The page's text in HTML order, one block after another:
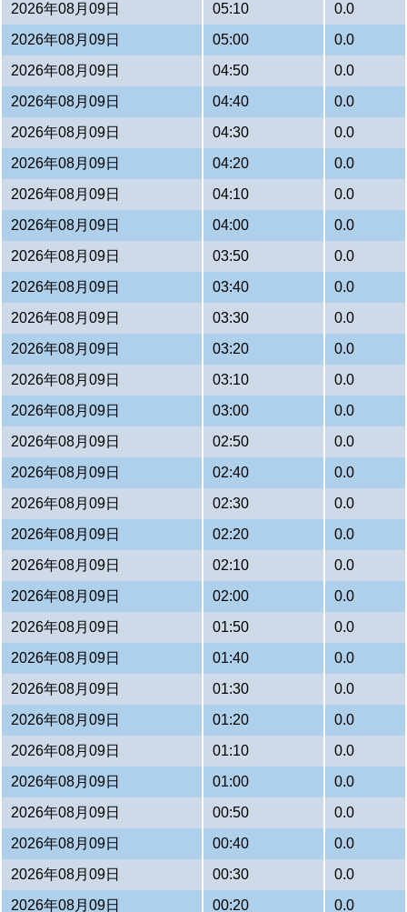
2026年08月09日
05:10
0.0
2026年08月09日
05:00
0.0
2026年08月09日
04:50
0.0
2026年08月09日
04:40
0.0
2026年08月09日
04:30
0.0
2026年08月09日
04:20
0.0
2026年08月09日
04:10
0.0
2026年08月09日
04:00
0.0
2026年08月09日
03:50
0.0
2026年08月09日
03:40
0.0
2026年08月09日
03:30
0.0
2026年08月09日
03:20
0.0
2026年08月09日
03:10
0.0
2026年08月09日
03:00
0.0
2026年08月09日
02:50
0.0
2026年08月09日
02:40
0.0
2026年08月09日
02:30
0.0
2026年08月09日
02:20
0.0
2026年08月09日
02:10
0.0
2026年08月09日
02:00
0.0
2026年08月09日
01:50
0.0
2026年08月09日
01:40
0.0
2026年08月09日
01:30
0.0
2026年08月09日
01:20
0.0
2026年08月09日
01:10
0.0
2026年08月09日
01:00
0.0
2026年08月09日
00:50
0.0
2026年08月09日
00:40
0.0
2026年08月09日
00:30
0.0
2026年08月09日
00:20 0.0